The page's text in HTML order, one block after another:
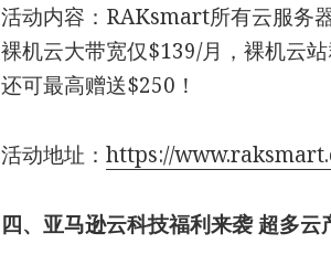
活动内容：RAKsmart所有云服务
裸机云大带宽仅$139/月，裸机云
还可最高赠送$250！
活动地址：https://
四、亚马逊云科技福利来袭 超多